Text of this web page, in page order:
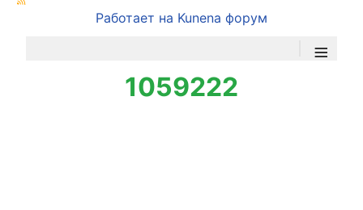
Работает на Kunena форум
≡
1059222